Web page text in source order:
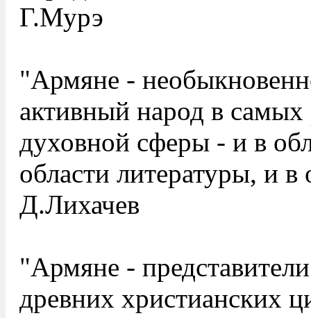
Г.Мурэ
"Армяне -
активный народ в самых
духовной сферы - и в
области литературы, и в
Д.Лихачев
"Армяне -
древних христианских